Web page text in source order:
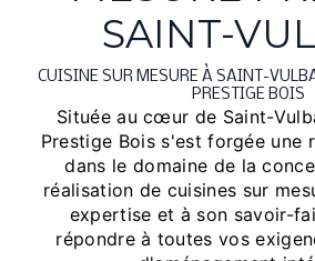
SAINT-
CUISINE SUR MESURE À SAINT-
PRESTIGE BOIS
Située au cœur de Saint-
Prestige Bois s'est forgée une
dans le domaine de la
réalisation de cuisines sur
expertise et à son savoir-
répondre à toutes vos